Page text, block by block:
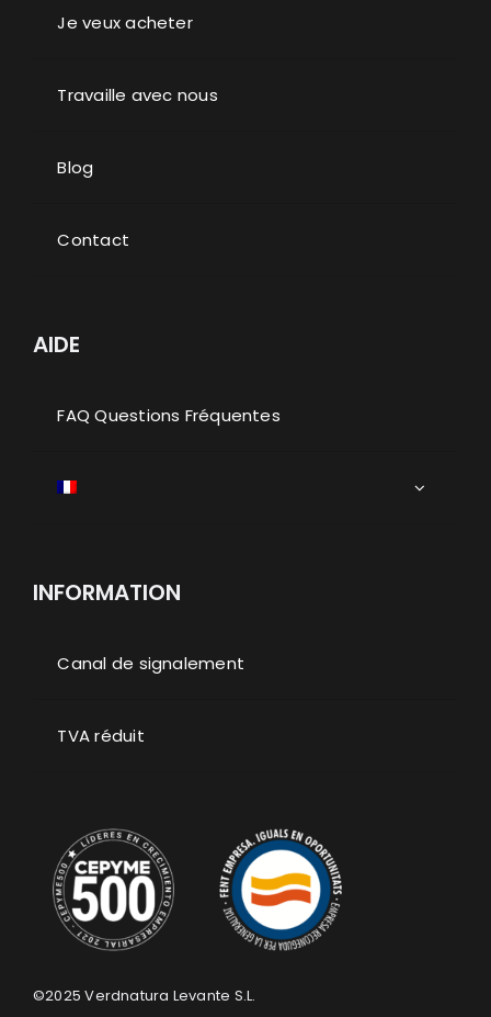
Je veux acheter
Travaille avec nous
Blog
Contact
AIDE
FAQ Questions Fréquentes
INFORMATION
Canal de signalement
TVA réduit
©2025Verdnatura Levante S.L.